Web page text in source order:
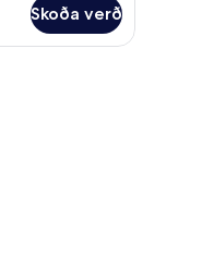
Skoða verð